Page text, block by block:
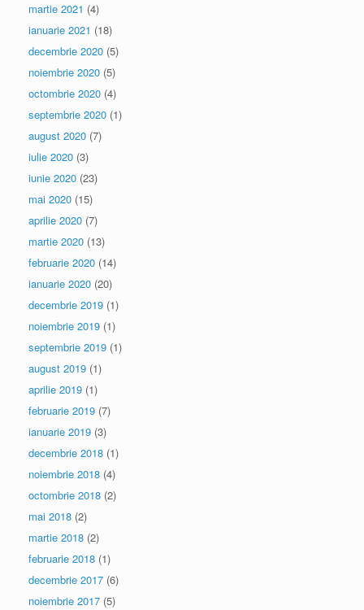
martie 2021 (4)
ianuarie 2021 (18)
decembrie 2020 (5)
noiembrie 2020 (5)
octombrie 2020 (4)
septembrie 2020 (1)
august 2020 (7)
iulie 2020 (3)
iunie 2020 (23)
mai 2020 (15)
aprilie 2020 (7)
martie 2020 (13)
februarie 2020 (14)
ianuarie 2020 (20)
decembrie 2019 (1)
noiembrie 2019 (1)
septembrie 2019 (1)
august 2019 (1)
aprilie 2019 (1)
februarie 2019 (7)
ianuarie 2019 (3)
decembrie 2018 (1)
noiembrie 2018 (4)
octombrie 2018 (2)
mai 2018 (2)
martie 2018 (2)
februarie 2018 (1)
decembrie 2017 (6)
noiembrie 2017 (5)